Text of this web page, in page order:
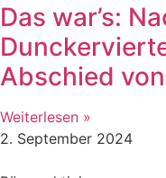
Das war’s:
Abschied von
Weiterlesen »
2. September 2024